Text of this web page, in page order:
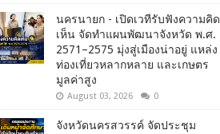
นครนายก - เปิดเวทีรับฟังความคิด
เห็น จัดทำแผนพัฒนาจังหวัด พ.ศ.
2571–2575 มุ่งสู่เมืองน่าอยู่ แหล่ง
ท่องเที่ยวหลากหลาย และเกษตร
มูลค่าสูง
August 03, 2026 0
จังหวัดนครสวรรค์ จัดประชุม